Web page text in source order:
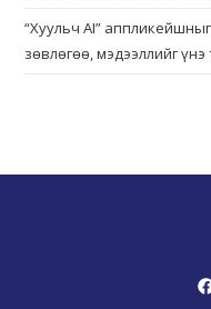
“Хуульч АІ”
зөвлөгөө, мэдээллийг